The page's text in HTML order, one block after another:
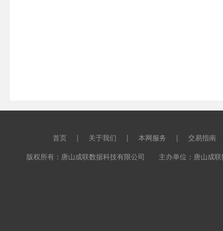
首页 | 关于我们 | 本网服务 |
交易指南
版权所有：唐山成联数据科技有限公司 主办单位：唐山成